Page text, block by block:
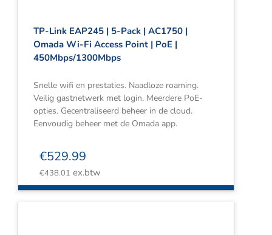
TP-Link EAP245 | 5-Pack | AC1750 |
Omada Wi-Fi Access Point | PoE |
450Mbps/1300Mbps
Snelle wifi en prestaties. Naadloze roaming.
Veilig gastnetwerk met login. Meerdere PoE-
opties. Gecentraliseerd beheer in de cloud.
Eenvoudig beheer met de Omada app.
€529.99
€438.01 ex.btw